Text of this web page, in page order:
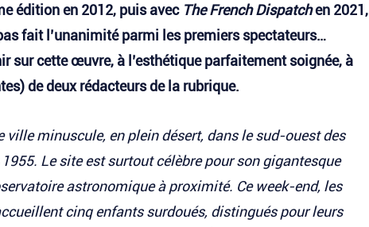
édition en 2012, puis avec The French Dispatchen 2021,
fait l’unanimité parmi les premiers spectateurs…
sur cette œuvre, à l’esthétique parfaitement soignée, à
de deux rédacteurs de la rubrique.
ville minuscule, en plein désert, dans le sud-ouest des
Le site est surtout célèbre pour son gigantesque
astronomique à proximité. Ce week-end, les
cinq enfants surdoués, distingués pour leurs